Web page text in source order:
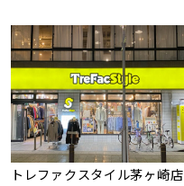
トレファクスタイル茅ヶ崎店